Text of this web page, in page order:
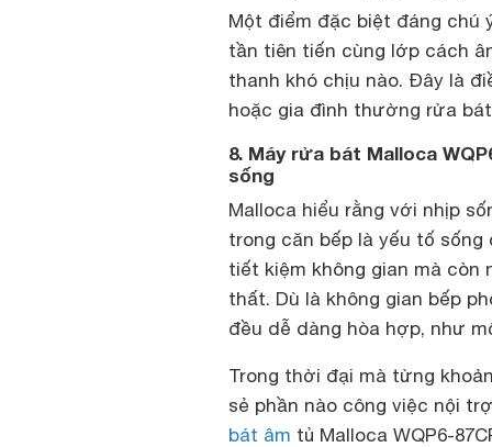
Một điểm đặc biệt đáng chú
tần tiên tiến cùng lớp cách
thanh khó chịu nào. Đây là
hoặc gia đình thường rửa
8. Máy rửa bát Malloca
sống
Malloca hiểu rằng với nhịp
trong căn bếp là yếu tố sống
tiết kiệm không gian mà còn
thất. Dù là không gian bếp
đều dễ dàng hòa hợp, như
Trong thời đại mà từng
sẻ phần nào công việc nội
bát âm tủ Malloca WQP6-